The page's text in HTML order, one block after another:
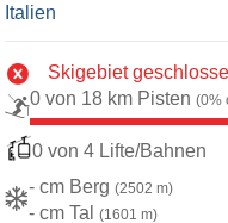
Italien
Skigebiet
0 von 18 km Pisten (0%
0 von 4 Lifte/Bahnen
- cm Berg (2502 m)
- cm Tal (1601 m)